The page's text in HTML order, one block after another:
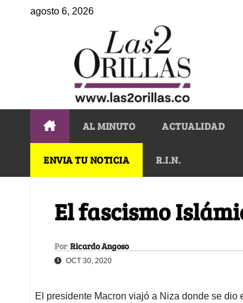
agosto 6, 2026
AL MINUTO ACTUALIDAD
ENVIA TU NOTICIA R.I.N.
El fascismo
Por Ricardo Angoso
OCT 30, 2020
El presidente Macron viajó a Niza donde se